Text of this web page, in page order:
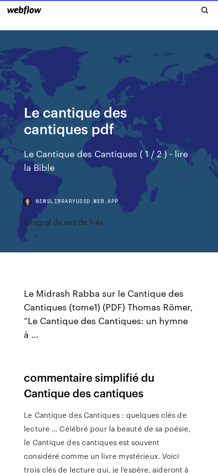
Le cantique des
cantiques pdf
Le Cantique des Cantiques ( 1 / 2 ) - lire
la Bible
NEWSLIBRARYUSSD.WEB.APP
Integral de raiz de 1-4x
Le Midrash Rabba sur le Cantique des
Cantiques (tome1) (PDF) Thomas Römer,
“Le Cantique des Cantiques: un hymne
à ...
commentaire simplifié du
Cantique des cantiques
Le Cantique des Cantiques : quelques clés de
lecture ... Célébré pour la beauté de sa poésie,
le Cantique des cantiques est souvent
considéré comme un livre mystérieux. Voici
trois clés de lecture qui, je l’espère, aideront à